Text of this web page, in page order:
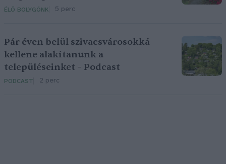
ÉLŐ BOLYGÓNK 5 perc
Pár éven belül szivacsvárosokká
kellene alakítanunk a
településeinket – Podcast
PODCAST 2 perc